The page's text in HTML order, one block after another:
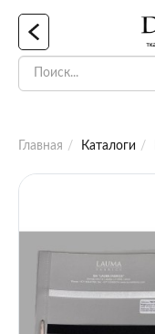
Главная Каталоги